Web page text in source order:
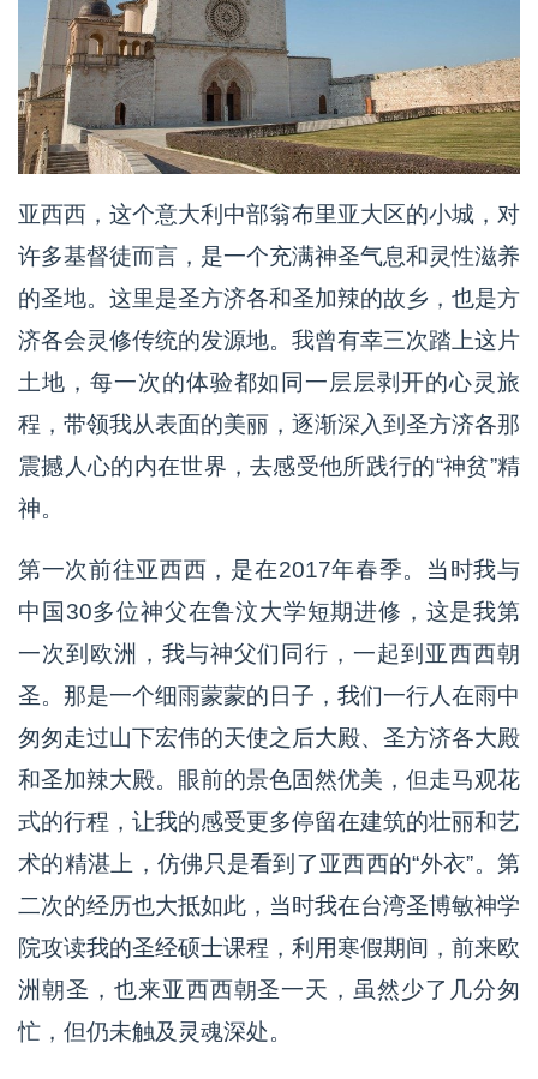
亚西西，这个意大利中部翁布里亚大区的小城，对
许多基督徒而言，是一个充满神圣气息和灵性滋养
的圣地。这里是圣方济各和圣加辣的故乡，也是方
济各会灵修传统的发源地。我曾有幸三次踏上这片
土地，每一次的体验都如同一层层剥开的心灵旅
程，带领我从表面的美丽，逐渐深入到圣方济各那
震撼人心的内在世界，去感受他所践行的“神贫”精
神。
第一次前往亚西西，是在2017年春季。当时我与
中国30多位神父在鲁汶大学短期进修，这是我第
一次到欧洲，我与神父们同行，一起到亚西西朝
圣。那是一个细雨蒙蒙的日子，我们一行人在雨中
匆匆走过山下宏伟的天使之后大殿、圣方济各大殿
和圣加辣大殿。眼前的景色固然优美，但走马观花
式的行程，让我的感受更多停留在建筑的壮丽和艺
术的精湛上，仿佛只是看到了亚西西的“外衣”。第
二次的经历也大抵如此，当时我在台湾圣博敏神学
院攻读我的圣经硕士课程，利用寒假期间，前来欧
洲朝圣，也来亚西西朝圣一天，虽然少了几分匆
忙，但仍未触及灵魂深处。